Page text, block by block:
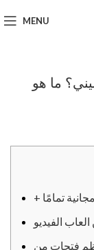
MENU
ما هو
تمامًا
الفيديو